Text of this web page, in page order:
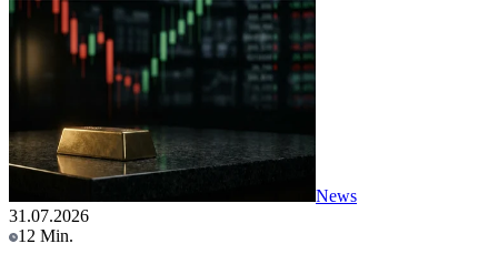
News
31.07.2026
12 Min.